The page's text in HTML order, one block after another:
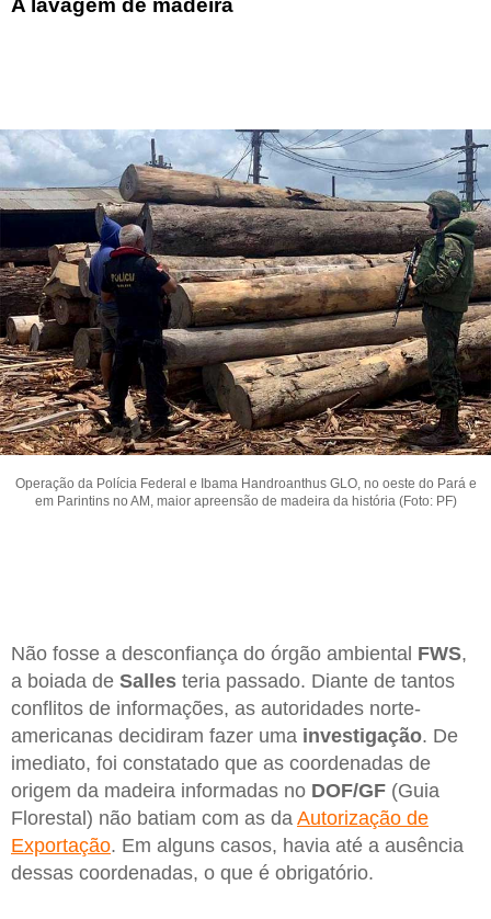
A lavagem de madeira
Operação da Polícia Federal e Ibama Handroanthus GLO, no oeste do Pará e
em Parintins no AM, maior apreensão de madeira da história (Foto: PF)
Não fosse a desconfiança do órgão ambiental FWS,
a boiada de Salles teria passado. Diante de tantos
conflitos de informações, as autoridades norte-
americanas decidiram fazer uma investigação. De
imediato, foi constatado que as coordenadas de
origem da madeira informadas no DOF/GF (Guia
Florestal) não batiam com as da Autorização de
Exportação. Em alguns casos, havia até a ausência
dessas coordenadas, o que é obrigatório.